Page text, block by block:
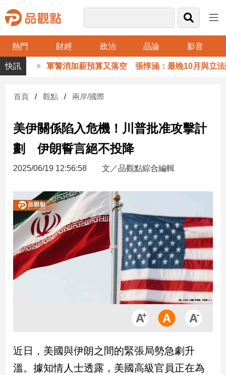
熱門 財經 政治 品論 影音
品
觀
財
台
財
新
產
經/
股
市
房
地
產
政
治
軍警消加薪預算又落空 張惇涵：最晚10月與立法院
首頁 觀點 兩岸/國際
美伊關係陷入危機！川普批准攻擊計
劃 伊朗誓言絕不投降
2025/06/19 12:56:58 文／品觀點綜合編輯
近日，美國與伊朗之間的緊張局勢急劇升
溫。據知情人士透露，美國高級官員正在為